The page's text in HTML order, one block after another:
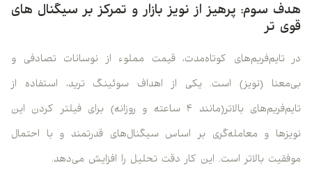
هدف سوم: پرهیز از نویز بازار و تمرکز بر سیگنال ‌های
قوی ‌تر
در تایم‌فریم‌های کوتاه‌مدت، قیمت مملوء از نوسانات تصادفی و
بی‌معنا (نویز) است. یکی از اهداف سوئینگ ترید، استفاده از
تایم‌فریم‌های بالاتر(مانند ۴ ساعته و روزانه) برای فیلتر کردن این
نویزها و معامله‌گری بر اساس سیگنال‌های قدرتمند و با احتمال
موفقیت بالاتر است. این کار دقت تحلیل را افزایش می‌دهد.